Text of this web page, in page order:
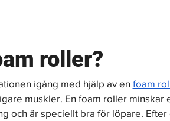
roller?
igång med hjälp av en foam
muskler. En foam roller minskar
och är speciellt bra för löpare.